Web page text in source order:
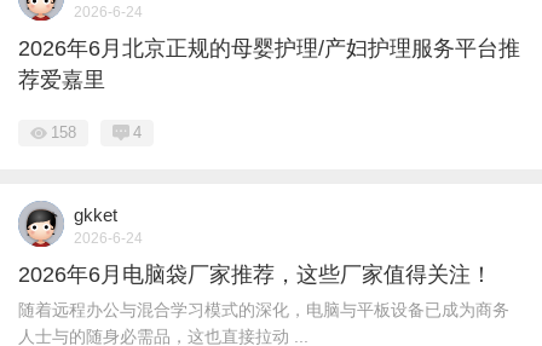
2026-6-24
2026年6月北京正规的母婴护理/产妇护理服务平台推
荐爱嘉里
158 4
gkket
2026-6-24
2026年6月电脑袋厂家推荐，这些厂家值得关注！
随着远程办公与混合学习模式的深化，电脑与平板设备已成为商务
人士与的随身必需品，这也直接拉动 ...